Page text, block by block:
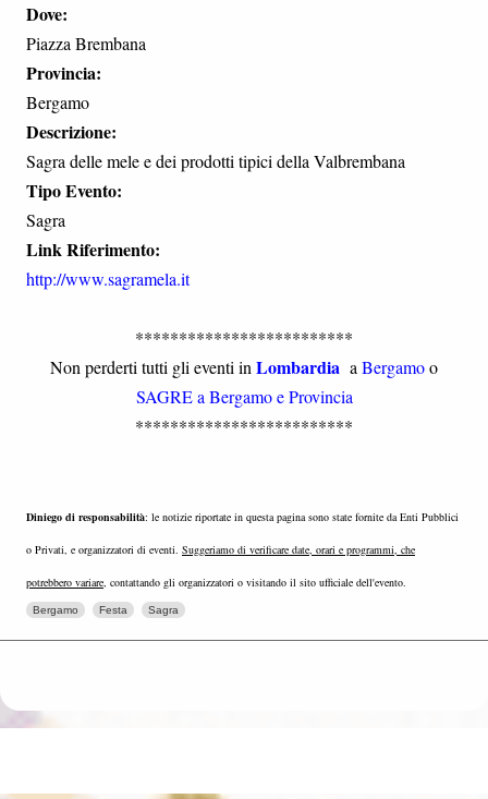
Dove:
Piazza Brembana
Provincia:
Bergamo
Descrizione:
Sagra delle mele e dei prodotti tipici della Valbrembana
Tipo Evento:
Sagra
Link Riferimento:
http://www.sagramela.it
*************************
Non perderti tutti gli eventi in Lombardia a Bergamoo
SAGRE a Bergamo e Provincia
*************************
Diniego di responsabilità: le notizie riportate in questa pagina sono state fornite da Enti Pubblici
o Privati, e organizzatori di eventi. Suggeriamo di verificare date, orari e programmi, che
potrebbero variare, contattando gli organizzatori o visitando il sito ufficiale dell'evento.
Bergamo Festa Sagra